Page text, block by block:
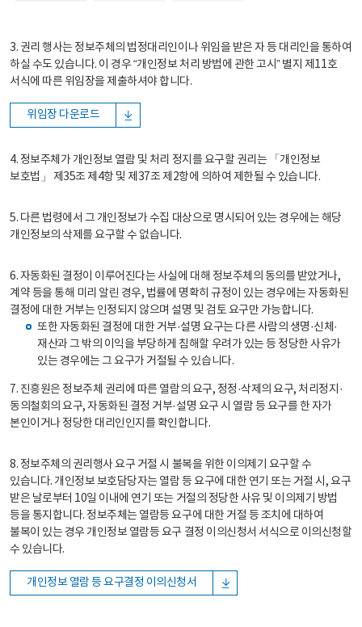
3. 권리 행사는 정보주체의 법정대리인이나 위임을 받은 자 등 대리인을 통하여
하실 수도 있습니다. 이 경우 “개인정보 처리 방법에 관한 고시” 별지 제11호
서식에 따른 위임장을 제출하셔야 합니다.
위임장 다운로드
4. 정보주체가 개인정보 열람 및 처리 정지를 요구할 권리는 「개인정보
보호법」 제35조 제4항 및 제37조 제2항에 의하여 제한될 수 있습니다.
5. 다른 법령에서 그 개인정보가 수집 대상으로 명시되어 있는 경우에는 해당
개인정보의 삭제를 요구할 수 없습니다.
6. 자동화된 결정이 이루어진다는 사실에 대해 정보주체의 동의를 받았거나,
계약 등을 통해 미리 알린 경우, 법률에 명확히 규정이 있는 경우에는 자동화된
결정에 대한 거부는 인정되지 않으며 설명 및 검토 요구만 가능합니다.
또한 자동화된 결정에 대한 거부·설명 요구는 다른 사람의 생명·신체·
재산과 그 밖의 이익을 부당하게 침해할 우려가 있는 등 정당한 사유가
있는 경우에는 그 요구가 거절될 수 있습니다.
7. 진흥원은 정보주체 권리에 따른 열람의 요구, 정정·삭제의 요구, 처리정지·
동의철회의 요구, 자동화된 결정 거부·설명 요구 시 열람 등 요구를 한 자가
본인이거나 정당한 대리인인지를 확인합니다.
8. 정보주체의 권리행사 요구 거절 시 불복을 위한 이의제기 요구할 수
있습니다. 개인정보 보호담당자는 열람 등 요구에 대한 연기 또는 거절 시, 요구
받은 날로부터 10일 이내에 연기 또는 거절의 정당한 사유 및 이의제기 방법
등을 통지합니다. 정보주체는 열람등 요구에 대한 거절 등 조치에 대하여
불복이 있는 경우 개인정보 열람등 요구 결정 이의신청서 서식으로 이의신청할
수 있습니다.
개인정보 열람 등 요구결정 이의신청서